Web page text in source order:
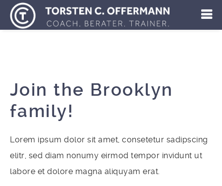
Join the Brooklyn
family!
Lorem ipsum dolor sit amet, consetetur sadipscing
elitr, sed diam nonumy eirmod tempor invidunt ut
labore et dolore magna aliquyam erat.